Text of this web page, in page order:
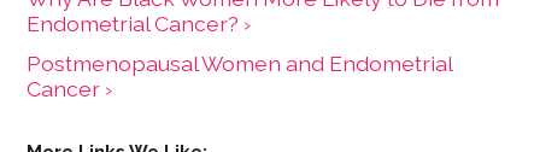
Endometrial Cancer? ›
Postmenopausal Women and Endometrial
Cancer ›